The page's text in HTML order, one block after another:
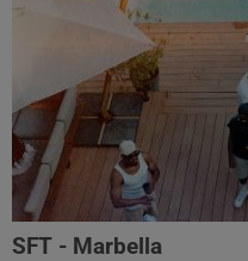
SFT - Marbella